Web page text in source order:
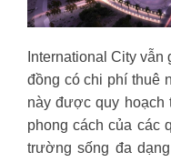
International City
đồng có chi phí thuê
này được quy hoạch
phong cách của các
trường sống đa